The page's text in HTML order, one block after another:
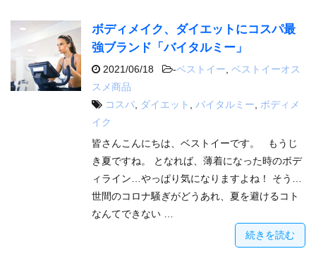
ボディメイク、ダイエットにコスパ最
強ブランド「バイタルミー」
2021/06/18 -ベストイー ベストイーオス
スメ商品
コスパ
ダイエット バイタルミー
ボディメ
イク
皆さんこんにちは、ベストイーです。 もうじ
き夏ですね。 となれば、薄着になった時のボデ
ィライン…やっぱり気になりますよね！ そう…
世間のコロナ騒ぎがどうあれ、夏を避けるコト
なんてできない …
続きを読む